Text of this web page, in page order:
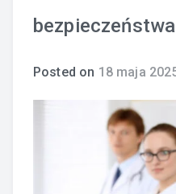
Posted on 18 maja